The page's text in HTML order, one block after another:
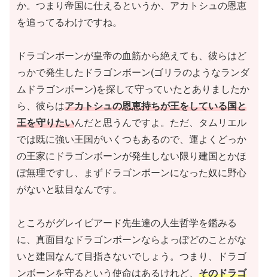
か。つまり帝国に仕えるというか、アカトシュの恩恵
を追ってるわけですね。
ドラゴンボーンが皇帝の血筋から絶えても、彼らはど
っかで発生したドラゴンボーン(ゴリラのようなランダ
ムドラゴンボーン)を探して守っていたとありましたか
ら、彼らはアカトシュの恩恵持ちが王をしている国と
王を守りたいんだと思うんですよ。ただ、タムリエル
では既に強い王国がいくつもあるので、運よくどっか
の王家にドラゴンボーンが発生しない限り建国とかほ
ぼ無理ですし、まずドラゴンボーンになった奴に野心
がないと駄目なんです。
ところがグレイビアード先生達の人生哲学を鑑みる
に、真面目なドラゴンボーンならよっぽどのことがな
いと建国なんて目指さないでしょう。つまり、ドラゴ
ンボーンを守るという使命はあるけれど、 そのドラゴ